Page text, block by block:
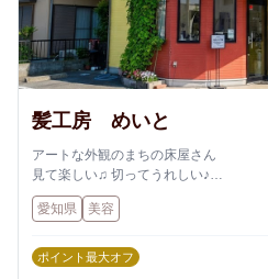
髪工房 めいと
アートな外観のまちの床屋さん
見て楽しい♫ 切ってうれしい♪
やさしい街のヘアサロン
愛知県
美容
ポイント最大オフ